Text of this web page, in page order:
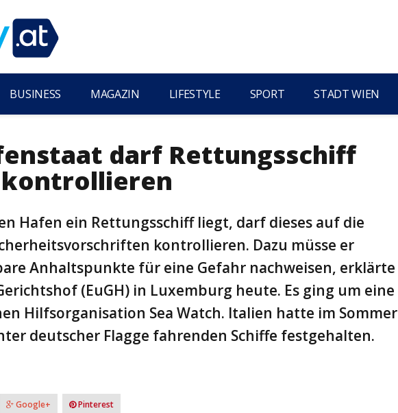
BUSINESS MAGAZIN LIFESTYLE SPORT STADT WIEN
darf Rettungsschiff
Hafen ein Rettungsschiff liegt, darf dieses auf die
kontrollieren. Dazu müsse er
Anhaltspunkte für eine Gefahr nachweisen, erklärte
(EuGH) in Luxemburg heute. Es ging um eine
Hilfsorganisation Sea Watch. Italien hatte im Sommer
deutscher Flagge fahrenden Schiffe festgehalten.
Google+ Pinterest